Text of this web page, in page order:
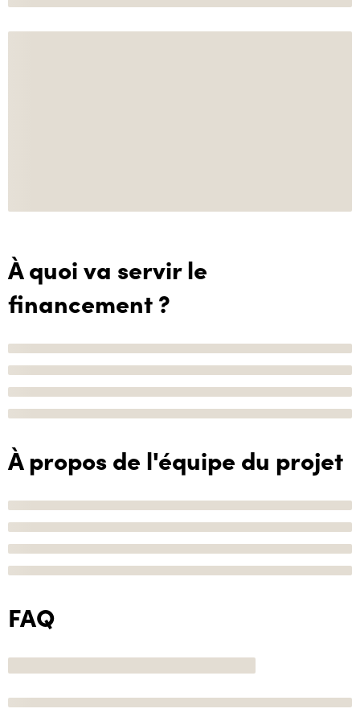
À quoi va servir le
financement ?
À propos de l'équipe du projet
FAQ